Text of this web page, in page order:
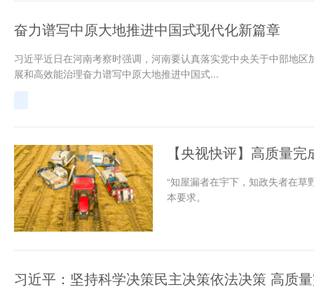
奋力谱写中原大地推进中国式现代化新篇章
习近平近日在河南考察时强调，河南要认真落实党中央关于中部地
展和高效能治理奋力谱写中原大地推进中国式...
【央视快评】高质量
“知屋漏者在宇下，知政失者在
本要求。
习近平：坚持科学决策民主决策依法决策 高质